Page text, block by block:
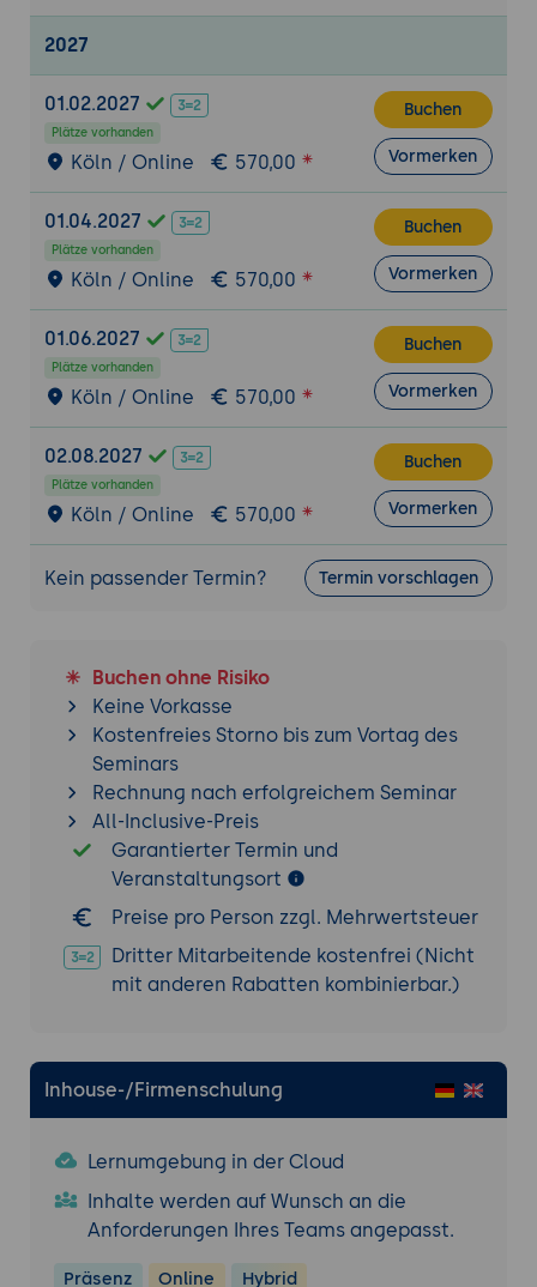
Google Cloud Deployment Manager.
Datenintegration:
Serialisierung von Datenstrukturen in
maschinenlesbarer und
menschenlesbarer Form.
Praxisübung: Erstellen einer YAML-basierten
Konfigurationsdatei
Ziel der Übung:
Entwicklung einer YAML-
Datei zur Konfiguration einer Anwendung
Projektbeschreibung:
Erstellung einer
YAML-Datei für eine CI/CD-Pipeline mit
GitHub Actions oder GitLab CI.
Tools:YAML-Linter, Texteditor oder IDE mit
YAML-Unterstützung.
Ergebnisse:
Eine fehlerfreie, funktionale
YAML-Konfiguration, die in einer realen
Umgebung verwendet werden kann.
Integration in Unternehmensprozesse
Konfigurationsdateien mit YAML.
Zusammenarbeit in Teams:
der Lesbarkeit und Verständlichkeit von
Konfigurationen für Entwickler und
Administratoren.
Fehlerreduktion:Standardisierte
Formatierung und Syntaxprüfung zur
Minimierung von Konfigurationsfehlern.
Compliance und Dokumentation:
Verwendung von YAML für
nachvollziehbare und dokumentierte
Erweiterte YAML-Funktionen:
Integration
mit modernen CI/CD-Tools und Cloud-
Kombination mit anderen Formaten:
Hybridlösungen, die YAML mit JSON oder
XML kombinieren.
KI und YAML:Einsatz von KI zur
2027
01.02.2027
Plätze vorhanden
Köln / Online 570,00
Buchen
Vormerken
01.04.2027
Plätze vorhanden
Köln / Online 570,00
Buchen
Vormerken
01.06.2027
Plätze vorhanden
Köln / Online 570,00
Buchen
Vormerken
02.08.2027
Plätze vorhanden
Köln / Online 570,00
Buchen
Vormerken
Kein passender Termin? Termin vorschlagen
Buchen ohne Risiko
Keine Vorkasse
Kostenfreies Storno bis zum Vortag des
Seminars
Rechnung nach erfolgreichem Seminar
All-Inclusive-Preis
Garantierter Termin und
Veranstaltungsort
Preise pro Person zzgl. Mehrwertsteuer
Dritter Mitarbeitende kostenfrei (Nicht
mit anderen Rabatten kombinierbar.)
Inhouse-/Firmenschulung
Lernumgebung in der Cloud
Inhalte werden auf Wunsch an die
Anforderungen Ihres Teams angepasst.
Präsenz Online Hybrid